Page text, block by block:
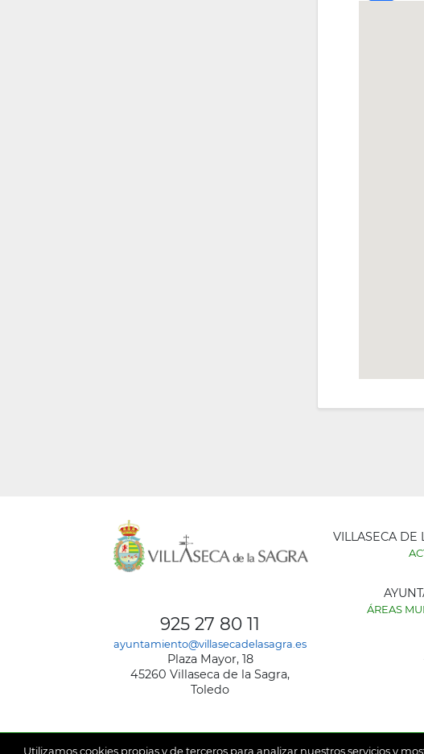
Utilizamos cookies propias y de terceros para analizar nuestros servicios y
925 27 80 11
ayuntamiento@villasecadelasagra.es
Plaza Mayor, 18
45260 Villaseca de la Sagra,
Toledo
VILLASECA DE
ÁREAS